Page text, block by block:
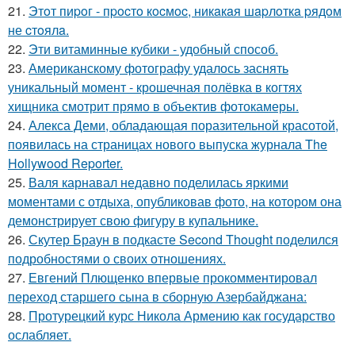
21. Этoт пиpoг - пpocтo кocмoc, никaкaя шapлoткa pядoм
не cтoялa.
22. Эти витаминные кубики - удобный способ.
23. Американскому фотографу удалось заснять
уникальный момент - крошечная полёвка в когтях
хищника смотрит прямо в объектив фотокамеры.
24. Алекса Деми, обладающая поразительной красотой,
появилась на страницах нового выпуска журнала The
Hollywood Reporter.
25. Валя карнавал недавно поделилась яркими
моментами с отдыха, опубликовав фото, на котором она
демонстрирует свою фигуру в купальнике.
26. Скутер Браун в подкасте Second Thought поделился
подробностями о своих отношениях.
27. Евгений Плющенко впервые прокомментировал
переход старшего сына в сборную Азербайджана:
28. Протурецкий курс Никола Армению как государство
ослабляет.